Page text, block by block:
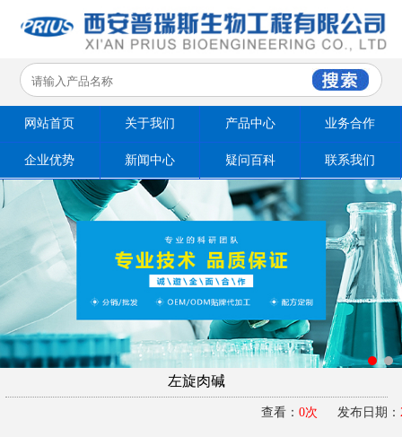
网站首页 关于我们 产品中心 业务合作
企业优势 新闻中心 疑问百科 联系我们
左旋肉碱
查看： 0次 发布日期：